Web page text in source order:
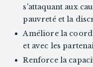
s'attaquant aux
pauvreté et la
Améliore la
et avec les
Renforce la